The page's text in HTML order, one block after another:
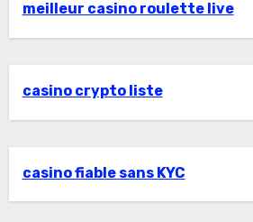
meilleur casino roulette live
casino crypto liste
casino fiable sans KYC